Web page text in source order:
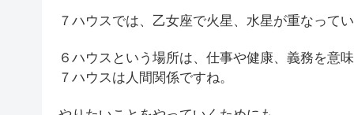
７ハウスでは、乙女座で火星、水星が重なって
６ハウスという場所は、仕事や健康、義務を意
７ハウスは人間関係ですね。